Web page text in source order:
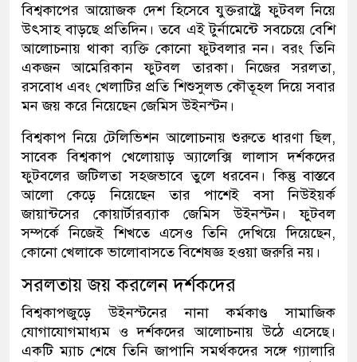
বিশ্বকাপের আয়োজক দেশ হিসেবে যুক্তরাষ্ট্রে ফুটবল নিয়ে
উৎসাহ বাড়ছে প্রতিদিন। তবে এই টুর্নামেন্টে সবচেয়ে বেশি
আলোচনায় থাকা ব্যক্তি কোনো ফুটবলার নন। বরং তিনি
একজন আমেরিকান ফুটবল তারকা। নিজের সরলতা,
রসবোধ এবং খেলাটির প্রতি শিশুসুলভ কৌতূহল দিয়ে সবার
মন জয় করে নিয়েছেন জেমিস উইনস্টন।
বিশ্বকাপ নিয়ে টেলিভিশন আলোচনায় শুরুতে ধারণা ছিল,
সাবেক বিশ্বকাপ খেলোয়াড় অ্যালেক্সি লালাস দর্শকদের
ফুটবলের জটিলতা সহজভাবে তুলে ধরবেন। কিন্তু বাস্তবে
আলো কেড়ে নিয়েছেন তার পাশেই বসা নিউইয়র্ক
জায়ান্টসের কোয়ার্টারব্যাক জেমিস উইনস্টন। ফুটবল
সম্পর্কে নিজেই শিখতে এসেও তিনি দেখিয়ে দিয়েছেন,
কোনো খেলাকে ভালোবাসতে বিশেষজ্ঞ হওয়া জরুরি নয়।
সরলতায় জয় করলেন দর্শকদের
বিশ্বকাপজুড়ে উইনস্টনের নানা কর্মকাণ্ড সামাজিক
যোগাযোগমাধ্যম ও দর্শকদের আলোচনায় উঠে এসেছে।
একটি ম্যাচ শেষে তিনি জাপানি সমর্থকদের সঙ্গে গ্যালারি